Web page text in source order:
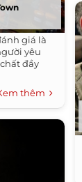
giá là
yêu
đầy
thêm